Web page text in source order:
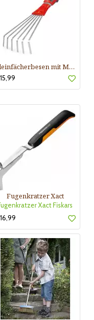
Kleinfächerbesen mit Multistar-Stiel
Fugenkratzer Xact
Xact Fiskars